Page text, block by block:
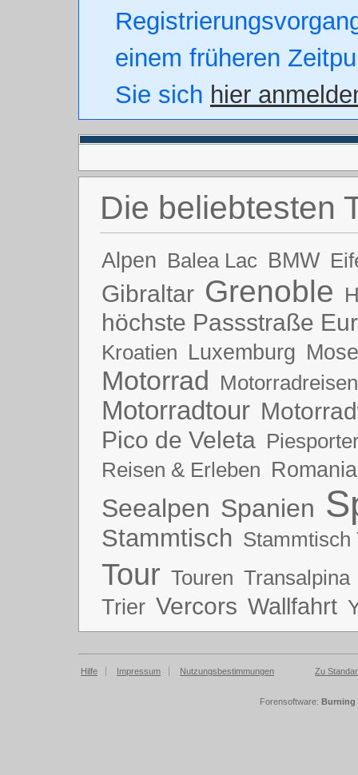
einem früheren
Sie sich hier
Die beliebtesten
Alpen Balea Lac BMW
Gibraltar Grenoble
höchste Passstraße
Kroatien Luxemburg
Motorrad Motorradreisen
Motorradtour
Pico de Veleta
Reisen & Erleben Romania
Seealpen Spanien
Stammtisch Stammtisch
Tour Touren Transalpina
Trier Vercors Wallfahrt
Hilfe Impressum Nutzungsbestimmungen Zu
Forensoftware: Burning